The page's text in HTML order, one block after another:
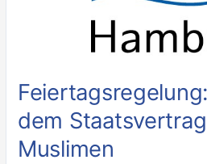
dem
Muslimen
Muslimen